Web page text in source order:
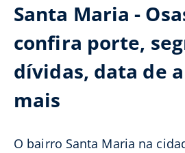
Santa Maria -
confira porte,
dívidas, data de
mais
O bairro Santa Maria na